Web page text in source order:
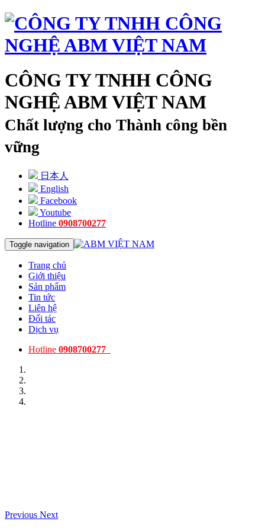
CÔNG TY TNHH CÔNG
NGHỆ ABM VIỆT NAM
Chất lượng cho Thành công bền
vững
日本人
English
Facebook
Youtube
Hotline 0908700277
Toggle navigation
Trang chủ
Giới thiệu
Sản phẩm
Tin tức
Liên hệ
Đối tác
Dịch vụ
Hotline 0908700277
Previous Next